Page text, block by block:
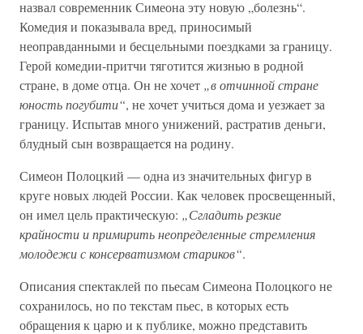
назвал современник Симеона эту новую „болезнь“.
Комедия и показывала вред, приносимый
неоправданными и бесцельными поездками за границу.
Герой комедии-притчи тяготится жизнью в родной
стране, в доме отца. Он не хочет „в отчинной стране
юность погубити“, не хочет учиться дома и уезжает за
границу. Испытав много унижений, растратив деньги,
блудный сын возвращается на родину.
Симеон Полоцкий — одна из значительных фигур в
круге новых людей России. Как человек просвещенный,
он имел цель практическую: „Сгладить резкие
крайности и примирить неопределенные стремления
молодежи с консерватизмом стариков“.
Описания спектаклей по пьесам Симеона Полоцкого не
сохранилось, но по текстам пьес, в которых есть
обращения к царю и к публике, можно представить